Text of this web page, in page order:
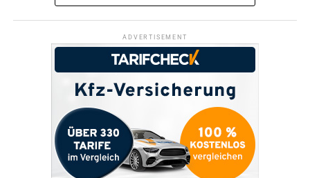
ADVERTISEMENT